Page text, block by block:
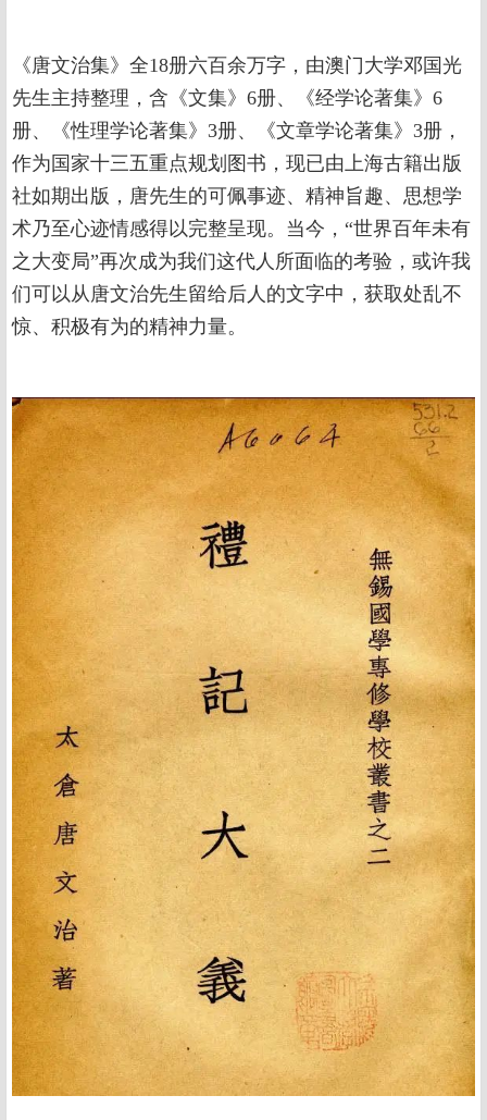
《唐文治集》全18册六百余万字，由澳门大学邓国光
先生主持整理，含《文集》6册、《经学论著集》6
册、《性理学论著集》3册、《文章学论著集》3册，
作为国家十三五重点规划图书，现已由上海古籍出版
社如期出版，唐先生的可佩事迹、精神旨趣、思想学
术乃至心迹情感得以完整呈现。当今，“世界百年未有
之大变局”再次成为我们这代人所面临的考验，或许我
们可以从唐文治先生留给后人的文字中，获取处乱不
惊、积极有为的精神力量。